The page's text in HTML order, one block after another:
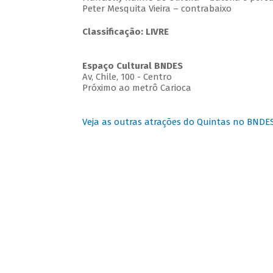
Peter Mesquita Vieira – contrabaixo
Classificação: LIVRE
Espaço Cultural BNDES
Av, Chile, 100 - Centro
Próximo ao metrô Carioca
Veja as outras atrações do Quintas no